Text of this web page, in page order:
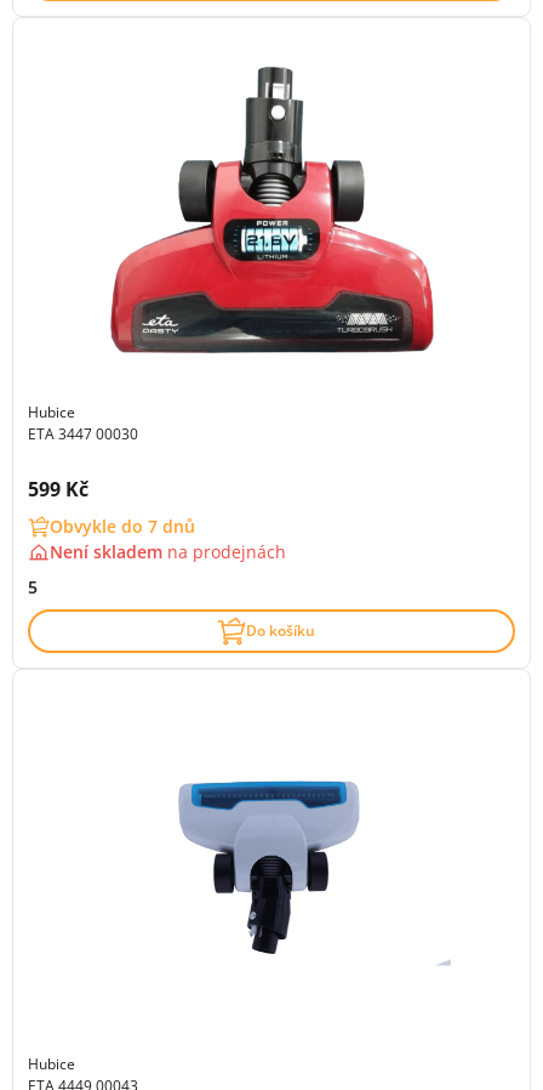
Hubice
ETA 3447 00030
Cena s DPH:
599 Kč
Obvykle do 7 dnů
Není skladem na prodejnách
5
Do košíku
Hubice